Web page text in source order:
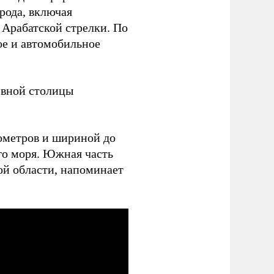
включая
стрелки. По
и автомобильное
столицы
и шириной до
моря. Южная часть
области, напоминает